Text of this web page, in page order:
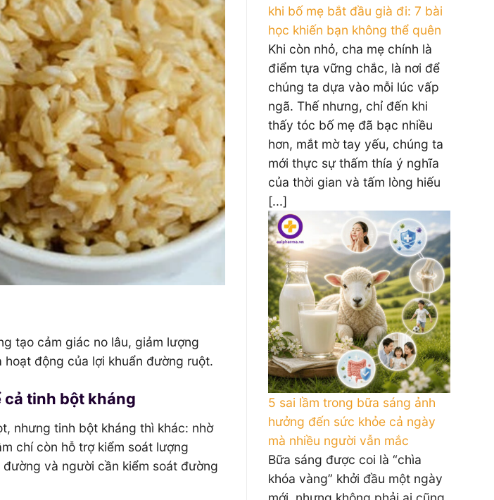
tạo cảm giác no lâu, giảm lượng
động của lợi khuẩn đường ruột.
cả tinh bột kháng
nhưng tinh bột kháng thì khác: nhờ
chí còn hỗ trợ kiểm soát lượng
và người cần kiểm soát đường
khi bố mẹ bắt đầu già đi: 7 bài
học khiến bạn không thể quên
Khi còn nhỏ, cha mẹ chính là
điểm tựa vững chắc, là nơi để
chúng ta dựa vào mỗi lúc vấp
ngã. Thế nhưng, chỉ đến khi
thấy tóc bố mẹ đã bạc nhiều
hơn, mắt mờ tay yếu, chúng ta
mới thực sự thấm thía ý nghĩa
của thời gian và tấm lòng hiếu
[...]
5 sai lầm trong bữa sáng ảnh
hưởng đến sức khỏe cả ngày
mà nhiều người vẫn mắc
Bữa sáng được coi là “chìa
khóa vàng” khởi đầu một ngày